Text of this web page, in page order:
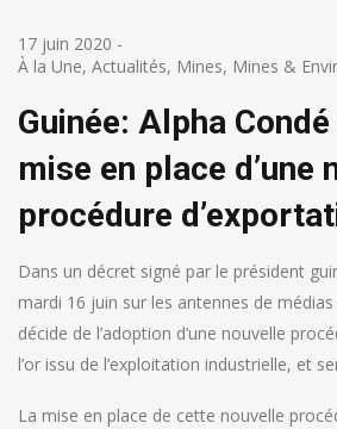
17 juin 2020 -
À la Une, Actualités, Mines, Mines &
Guinée: Alpha
mise en place d’une
procédure
Dans un décret signé par le président
mardi 16 juin sur les antennes de médias
décide de l’adoption d’une nouvelle
l’or issu de l’exploitation industrielle, et
La mise en place de cette nouvelle